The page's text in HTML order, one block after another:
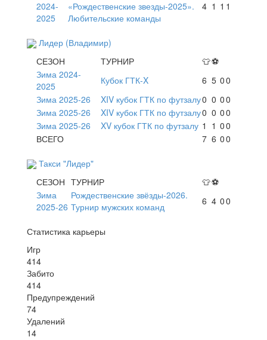
2024-
2025
«Рождественские звезды-2025».
Любительские команды
4 1 1 1
Лидер (Владимир)
СЕЗОН
ТУРНИР 👕⚽
Зима 2024-
2025
Кубок ГТК-X 6 5 00
Зима 2025-26
XIV кубок ГТК по футзалу0 0 00
Зима 2025-26
XIV кубок ГТК по футзалу0 0 00
Зима 2025-26
XV кубок ГТК по футзалу 1 1 00
ВСЕГО
7 6 00
Такси "Лидер"
СЕЗОН ТУРНИР 👕⚽
Зима
2025-26
Рождественские звёзды-2026.
Турнир мужских команд
6 4 00
Статистика карьеры
Игр
414
Забито
414
Предупреждений
74
Удалений
14